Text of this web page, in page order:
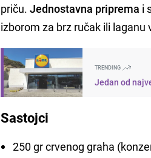
priču.Jednostavna priprema i
izborom za brz ručak ili laganu
TRENDING
Jedan od
Sastojci
250 gr crvenog graha